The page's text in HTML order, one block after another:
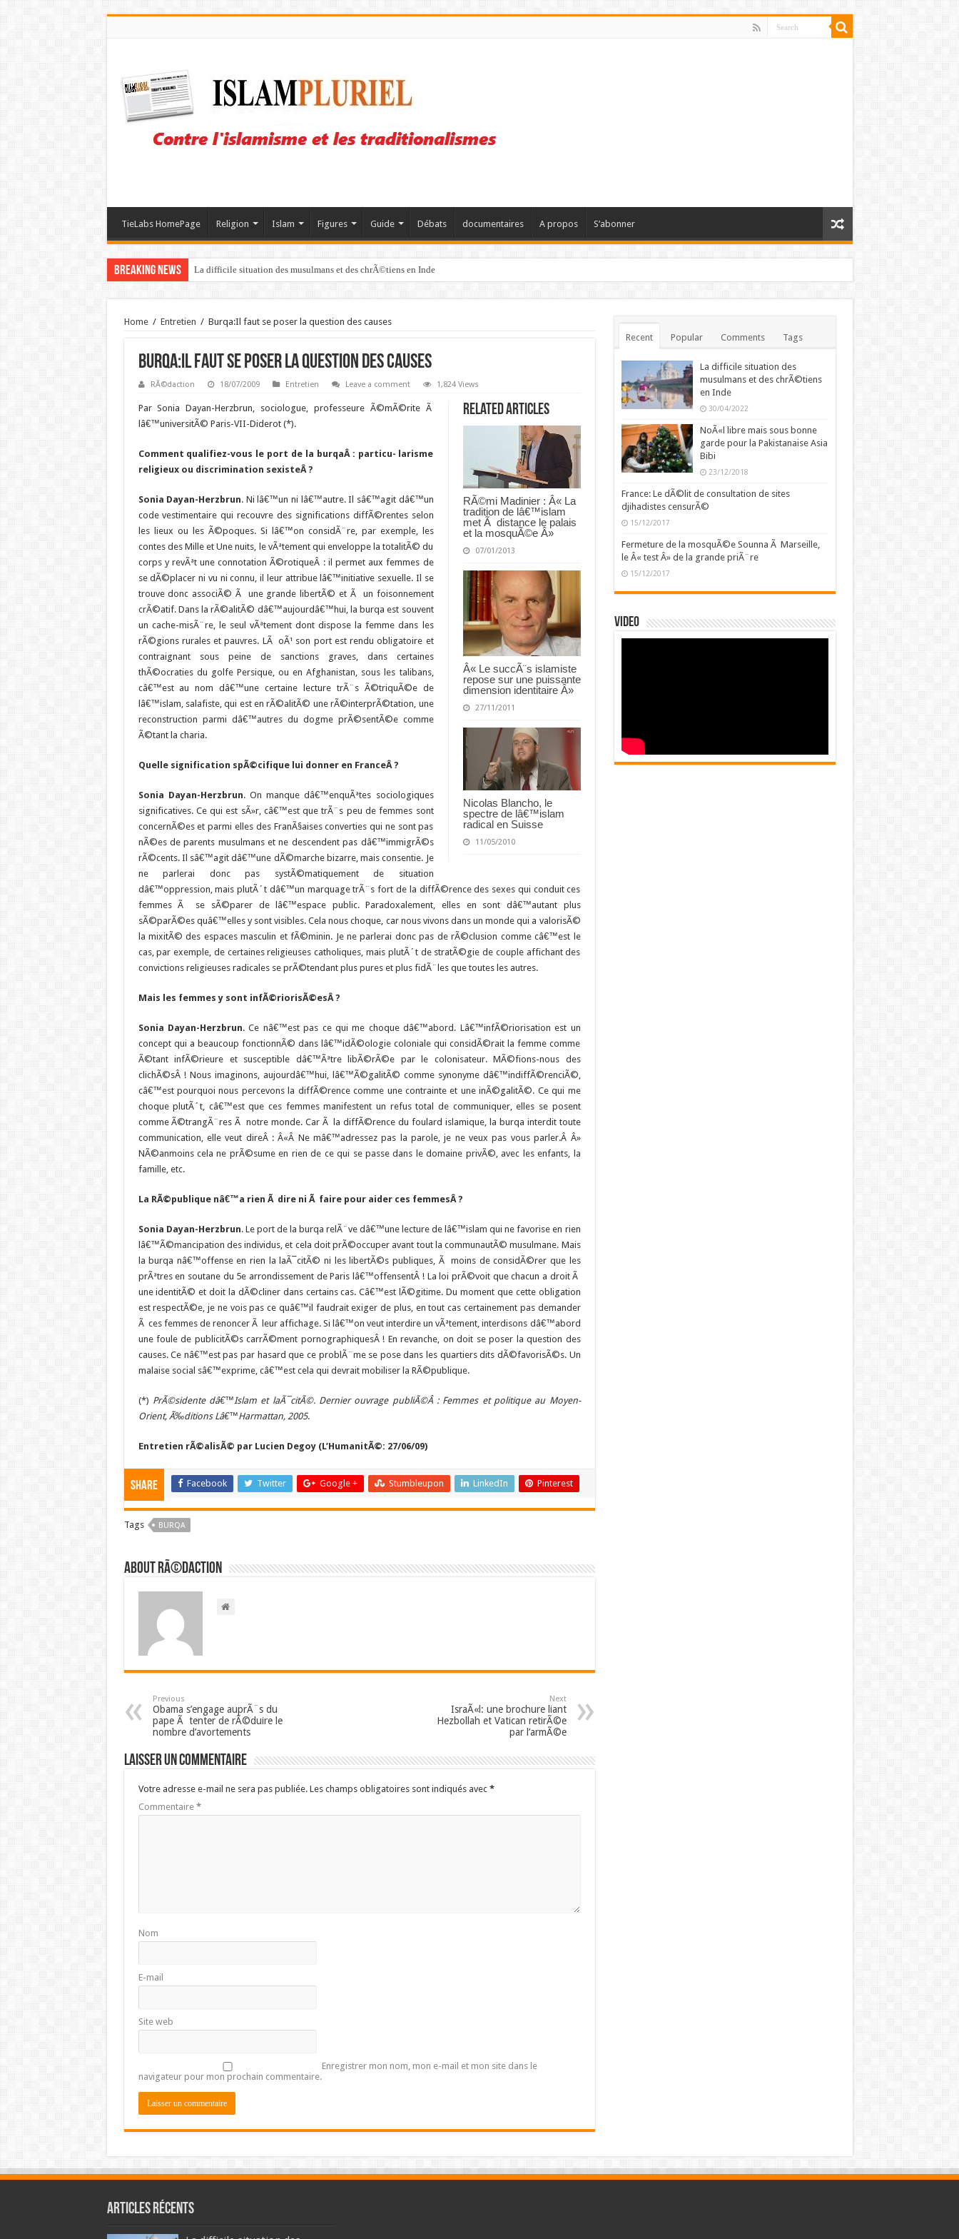
TieLabs HomePage Religion Islam Figures Guide Débats documentaires A propos S’abonner
Breaking News La difficile situation des musulmans et des chrÃ©tiens en Inde
Home / Entretien / Burqa:Il faut se poser la question des causes
Burqa:Il faut se poser la question des causes
RÃ©daction 18/07/2009 Entretien Leave a comment 1,824 Views
Related Articles
RÃ©mi Madinier : Â« La
tradition de lâ€™islam
met Ã distance le palais
et la mosquÃ©e Â»
07/01/2013
Â« Le succÃ¨s islamiste
repose sur une puissante
dimension identitaire Â»
27/11/2011
Nicolas Blancho, le
spectre de lâ€™islam
radical en Suisse
11/05/2010
Par Sonia Dayan-Herzbrun, sociologue, professeure Ã©mÃ©rite Ã
lâ€™universitÃ© Paris-VII-Diderot (*).
Comment qualifiez-vous le port de la burqaÂ : particu- larisme
religieux ou discrimination sexisteÂ ?
Sonia Dayan-Herzbrun. Ni lâ€™un ni lâ€™autre. Il sâ€™agit dâ€™un
code vestimentaire qui recouvre des significations diffÃ©rentes selon
les lieux ou les Ã©poques. Si lâ€™on considÃ¨re, par exemple, les
contes des Mille et Une nuits, le vÃªtement qui enveloppe la totalitÃ© du
corps y revÃªt une connotation Ã©rotiqueÂ : il permet aux femmes de
se dÃ©placer ni vu ni connu, il leur attribue lâ€™initiative sexuelle. Il se
trouve donc associÃ© Ã une grande libertÃ© et Ã un foisonnement
crÃ©atif. Dans la rÃ©alitÃ© dâ€™aujourdâ€™hui, la burqa est souvent
un cache-misÃ¨re, le seul vÃªtement dont dispose la femme dans les
rÃ©gions rurales et pauvres. LÃ oÃ¹ son port est rendu obligatoire et
contraignant sous peine de sanctions graves, dans certaines
thÃ©ocraties du golfe Persique, ou en Afghanistan, sous les talibans,
câ€™est au nom dâ€™une certaine lecture trÃ¨s Ã©triquÃ©e de
lâ€™islam, salafiste, qui est en rÃ©alitÃ© une rÃ©interprÃ©tation, une
reconstruction parmi dâ€™autres du dogme prÃ©sentÃ©e comme
Ã©tant la charia.
Quelle signification spÃ©cifique lui donner en FranceÂ ?
Sonia Dayan-Herzbrun. On manque dâ€™enquÃªtes sociologiques
significatives. Ce qui est sÃ»r, câ€™est que trÃ¨s peu de femmes sont
concernÃ©es et parmi elles des FranÃ§aises converties qui ne sont pas
nÃ©es de parents musulmans et ne descendent pas dâ€™immigrÃ©s
rÃ©cents. Il sâ€™agit dâ€™une dÃ©marche bizarre, mais consentie. Je
ne parlerai donc pas systÃ©matiquement de situation
dâ€™oppression, mais plutÃ´t dâ€™un marquage trÃ¨s fort de la diffÃ©rence des sexes qui conduit ces
femmes Ã se sÃ©parer de lâ€™espace public. Paradoxalement, elles en sont dâ€™autant plus
sÃ©parÃ©es quâ€™elles y sont visibles. Cela nous choque, car nous vivons dans un monde qui a valorisÃ©
la mixitÃ© des espaces masculin et fÃ©minin. Je ne parlerai donc pas de rÃ©clusion comme câ€™est le
cas, par exemple, de certaines religieuses catholiques, mais plutÃ´t de stratÃ©gie de couple affichant des
convictions religieuses radicales se prÃ©tendant plus pures et plus fidÃ¨les que toutes les autres.
Mais les femmes y sont infÃ©riorisÃ©esÂ ?
Sonia Dayan-Herzbrun. Ce nâ€™est pas ce qui me choque dâ€™abord. Lâ€™infÃ©riorisation est un
concept qui a beaucoup fonctionnÃ© dans lâ€™idÃ©ologie coloniale qui considÃ©rait la femme comme
Ã©tant infÃ©rieure et susceptible dâ€™Ãªtre libÃ©rÃ©e par le colonisateur. MÃ©fions-nous des
clichÃ©sÂ ! Nous imaginons, aujourdâ€™hui, lâ€™Ã©galitÃ© comme synonyme dâ€™indiffÃ©renciÃ©,
câ€™est pourquoi nous percevons la diffÃ©rence comme une contrainte et une inÃ©galitÃ©. Ce qui me
choque plutÃ´t, câ€™est que ces femmes manifestent un refus total de communiquer, elles se posent
comme Ã©trangÃ¨res Ã notre monde. Car Ã la diffÃ©rence du foulard islamique, la burqa interdit toute
communication, elle veut direÂ : Â«Â Ne mâ€™adressez pas la parole, je ne veux pas vous parler.Â Â»
NÃ©anmoins cela ne prÃ©sume en rien de ce qui se passe dans le domaine privÃ©, avec les enfants, la
famille, etc.
La RÃ©publique nâ€™a rien Ã dire ni Ã faire pour aider ces femmesÂ ?
Sonia Dayan-Herzbrun. Le port de la burqa relÃ¨ve dâ€™une lecture de lâ€™islam qui ne favorise en rien
lâ€™Ã©mancipation des individus, et cela doit prÃ©occuper avant tout la communautÃ© musulmane. Mais
la burqa nâ€™offense en rien la laÃ¯citÃ© ni les libertÃ©s publiques, Ã moins de considÃ©rer que les
prÃªtres en soutane du 5e arrondissement de Paris lâ€™offensentÂ ! La loi prÃ©voit que chacun a droit Ã
une identitÃ© et doit la dÃ©cliner dans certains cas. Câ€™est lÃ©gitime. Du moment que cette obligation
est respectÃ©e, je ne vois pas ce quâ€™il faudrait exiger de plus, en tout cas certainement pas demander
Ã ces femmes de renoncer Ã leur affichage. Si lâ€™on veut interdire un vÃªtement, interdisons dâ€™abord
une foule de publicitÃ©s carrÃ©ment pornographiquesÂ ! En revanche, on doit se poser la question des
causes. Ce nâ€™est pas par hasard que ce problÃ¨me se pose dans les quartiers dits dÃ©favorisÃ©s. Un
malaise social sâ€™exprime, câ€™est cela qui devrait mobiliser la RÃ©publique.
(*) PrÃ©sidente dâ€™Islam et laÃ¯citÃ©. Dernier ouvrage publiÃ©Â : Femmes et politique au Moyen-
Orient, Ã‰ditions Lâ€™Harmattan, 2005.
Entretien rÃ©alisÃ© par Lucien Degoy (L’HumanitÃ©: 27/06/09)
Share Facebook Twitter Google + Stumbleupon LinkedIn Pinterest
Tags BURQA
About RÃ©daction
Previous
Obama s’engage auprÃ¨s du
pape Ã tenter de rÃ©duire le
nombre d’avortements
Next
IsraÃ«l: une brochure liant
Hezbollah et Vatican retirÃ©e
par l’armÃ©e
Laisser un commentaire
Votre adresse e-mail ne sera pas publiée. Les champs obligatoires sont indiqués avec *
Commentaire *
Nom
E-mail
Site web
Enregistrer mon nom, mon e-mail et mon site dans le
navigateur pour mon prochain commentaire.
Recent Popular Comments Tags
La difficile situation des
musulmans et des chrÃ©tiens
en Inde
30/04/2022
NoÃ«l libre mais sous bonne
garde pour la Pakistanaise Asia
Bibi
23/12/2018
France: Le dÃ©lit de consultation de sites
djihadistes censurÃ©
15/12/2017
Fermeture de la mosquÃ©e Sounna Ã Marseille,
le Â« test Â» de la grande priÃ¨re
15/12/2017
Video
Articles récents